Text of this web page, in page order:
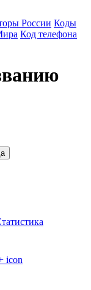
России Коды
Код телефона